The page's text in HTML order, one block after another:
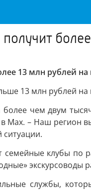
получит
13 млн рублей
13 млн рублей
чем двум
Max. – Наш регион
семейные клубы
экскурсоводы
службы,